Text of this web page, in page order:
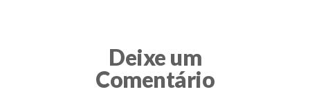
Deixe um
Comentário